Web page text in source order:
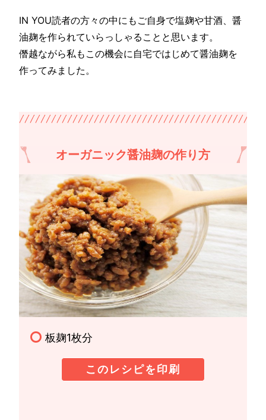
IN YOU読者の方々の中にもご自身で塩麹や甘酒、醤
油麹を作られていらっしゃることと思います。
僭越ながら私もこの機会に自宅ではじめて醤油麹を
作ってみました。
オーガニック醤油麹の作り方
板麹1枚分
このレシピを印刷